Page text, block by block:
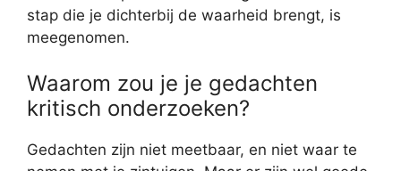
stap die je dichterbij de waarheid brengt, is
meegenomen.
Waarom zou je je gedachten
kritisch onderzoeken?
Gedachten zijn niet meetbaar, en niet waar te